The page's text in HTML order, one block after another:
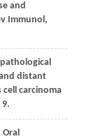
and
Immunol,
distant
cell carcinoma
9.
Oral